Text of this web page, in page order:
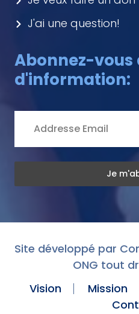
J'ai une question!
Abonnez-
d'information:
Site développé par
ONG tout
Vision
Mission